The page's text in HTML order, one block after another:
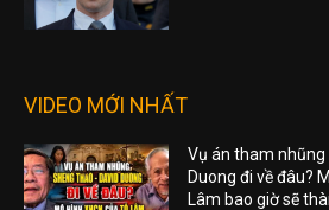
VIDEO MỚI NHẤT
Vụ án tham nhũng
Duong đi về đâu?
Lâm bao giờ sẽ